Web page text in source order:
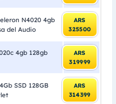
N4020 4gb
del Audio
ARS
325500
4gb 128gb
ARS
319999
SSD 128GB
ARS
314399